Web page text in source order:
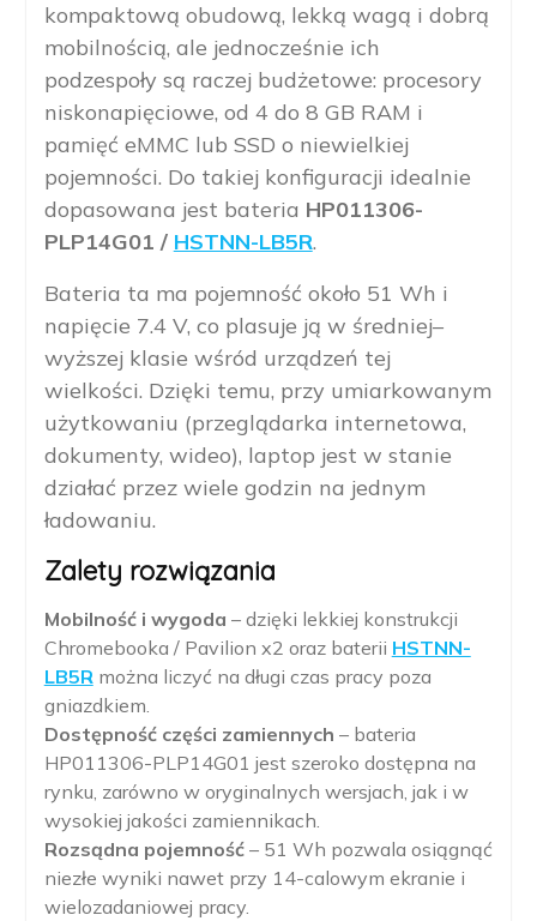
kompaktową obudową, lekką wagą i dobrą
mobilnością, ale jednocześnie ich
podzespoły są raczej budżetowe: procesory
niskonapięciowe, od 4 do 8 GB RAM i
pamięć eMMC lub SSD o niewielkiej
pojemności. Do takiej konfiguracji idealnie
dopasowana jest bateria HP011306-
PLP14G01 / HSTNN-LB5R.
Bateria ta ma pojemność około 51 Wh i
napięcie 7.4 V, co plasuje ją w średniej–
wyższej klasie wśród urządzeń tej
wielkości. Dzięki temu, przy umiarkowanym
użytkowaniu (przeglądarka internetowa,
dokumenty, wideo), laptop jest w stanie
działać przez wiele godzin na jednym
ładowaniu.
Zalety rozwiązania
Mobilność i wygoda – dzięki lekkiej konstrukcji
Chromebooka / Pavilion x2 oraz baterii HSTNN-
LB5Rmożna liczyć na długi czas pracy poza
gniazdkiem.
Dostępność części zamiennych – bateria
HP011306-PLP14G01 jest szeroko dostępna na
rynku, zarówno w oryginalnych wersjach, jak i w
wysokiej jakości zamiennikach.
Rozsądna pojemność– 51 Wh pozwala osiągnąć
niezłe wyniki nawet przy 14-calowym ekranie i
wielozadaniowej pracy.